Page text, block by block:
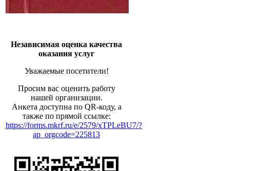
Независимая оценка качества
оказания услуг
Уважаемые посетители!
Просим вас оценить работу
нашей организации.
Анкета доступна по QR-коду, а
также по прямой ссылке:
https://forms.mkrf.ru/e/2579/xTPLeBU7/?
ap_orgcode=225813